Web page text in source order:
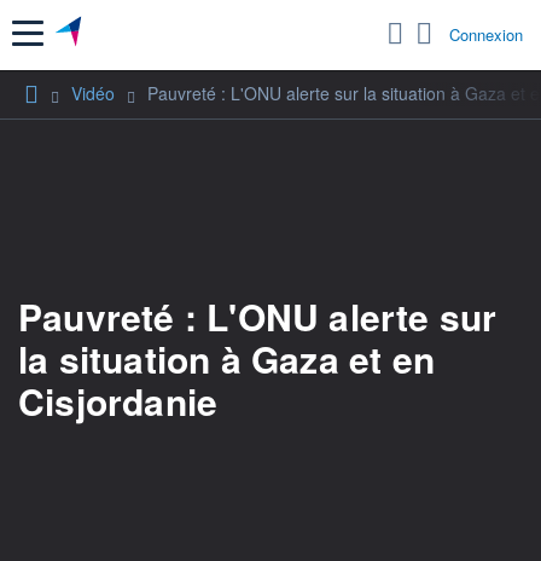
Menu Connexion
Vidéo Pauvreté : L'ONU alerte sur la situation à Gaza et
Pauvreté : L'ONU alerte sur
la situation à Gaza et en
Cisjordanie